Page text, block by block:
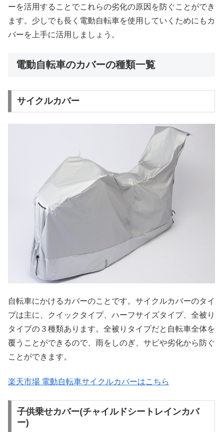
ーを活用することでこれらの劣化の原因を防ぐことができ
ます。少しでも長く電動自転車を使用していくためにもカ
バーを上手に活用しましょう。
電動自転車のカバーの種類一覧
サイクルカバー
自転車にかけるカバーのことです。サイクルカバーのタイ
プは主に、クイックタイプ、ハーフサイズタイプ、全被り
タイプの３種類あります。全被りタイプだと自転車全体を
覆うことができるので、雨をしのぎ、サビや劣化から防ぐ
ことができます。
楽天市場 電動自転車サイクルカバーはこちら
子供乗せカバー(チャイルドシートレインカバ
ー)